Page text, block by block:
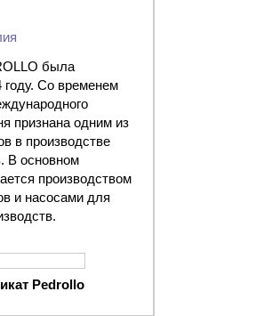
была
году. Со временем
признана одним из
в производстве
В основном
производством
и насосами для
Pedrollo